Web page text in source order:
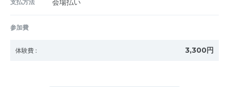
支払方法 会場払い
参加費
体験費 : 3,300円